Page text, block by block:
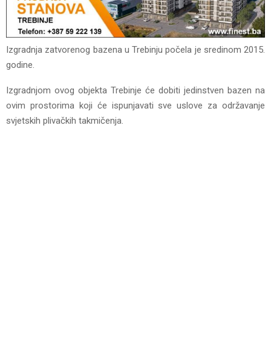
Izgradnja zatvorenog bazena u Trebinju počela je sredinom 2015.
godine.
Izgradnjom ovog objekta Trebinje će dobiti jedinstven bazen na
ovim prostorima koji će ispunjavati sve uslove za održavanje
svjetskih plivačkih takmičenja.